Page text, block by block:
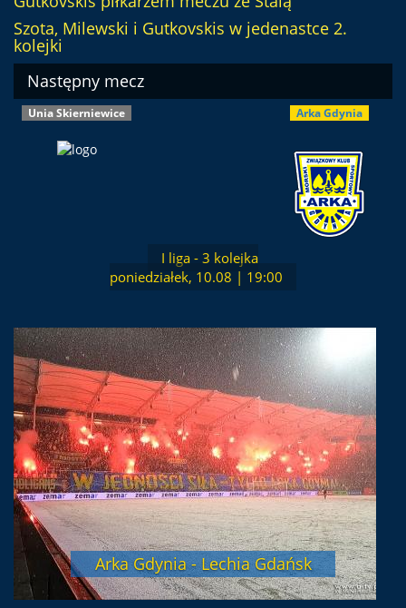
Szota, Milewski i Gutkovskis w jedenastce 2.
kolejki
Następny mecz
Unia Skierniewice Arka Gdynia
I liga - 3 kolejka
poniedziałek, 10.08 | 19:00
Arka Gdynia - Lechia Gdańsk